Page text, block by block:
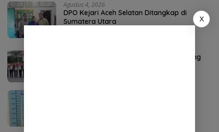
Agustus 4, 2026
DPO Kejari Aceh Selatan Ditangkap di
Sumatera Utara
Ketua Kwarcab Nagan Raya Raja Sayang
X